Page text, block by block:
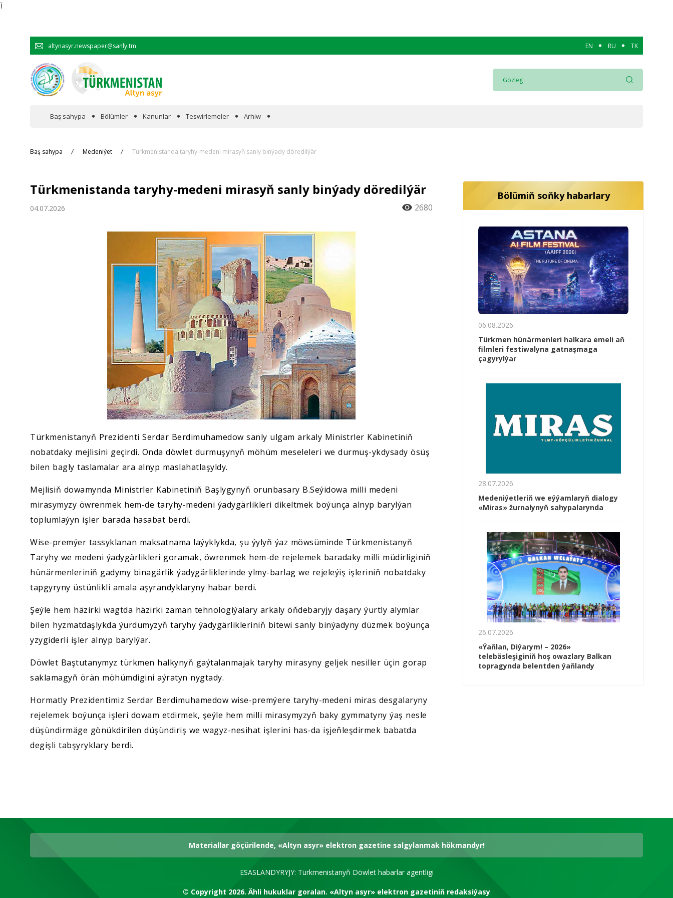
Ï
altynasyr.newspaper@sanly.tm EN RU TK
Baş sahypa Bölümler
Hyzmatdaşlyk
Medeniýet
Sport
Kanunlar Teswirlemeler Arhiw
Baş sahypa Medeniýet Türkmenistanda taryhy-medeni mirasyň sanly binýady döredilýär
Türkmenistanda taryhy-medeni mirasyň sanly binýady döredilýär
04.07.2026 2680
Türkmenistanyň Prezidenti Serdar Berdimuhamedow sanly ulgam arkaly Ministrler Kabinetiniň
nobatdaky mejlisini geçirdi. Onda döwlet durmuşynyň möhüm meseleleri we durmuş-ykdysady ösüş
bilen bagly taslamalar ara alnyp maslahatlaşyldy.
Mejlisiň dowamynda Ministrler Kabinetiniň Başlygynyň orunbasary B.Seýidowa milli medeni
mirasymyzy öwrenmek hem-de taryhy-medeni ýadygärlikleri dikeltmek boýunça alnyp barylýan
toplumlaýyn işler barada hasabat berdi.
Wise-premýer tassyklanan maksatnama laýyklykda, şu ýylyň ýaz möwsüminde Türkmenistanyň
Taryhy we medeni ýadygärlikleri goramak, öwrenmek hem-de rejelemek baradaky milli müdirliginiň
hünärmenleriniň gadymy binagärlik ýadygärliklerinde ylmy-barlag we rejeleýiş işleriniň nobatdaky
tapgyryny üstünlikli amala aşyrandyklaryny habar berdi.
Şeýle hem häzirki wagtda häzirki zaman tehnologiýalary arkaly öňdebaryjy daşary ýurtly alymlar
bilen hyzmatdaşlykda ýurdumyzyň taryhy ýadygärlikleriniň bitewi sanly binýadyny düzmek boýunça
yzygiderli işler alnyp barylýar.
Döwlet Baştutanymyz türkmen halkynyň gaýtalanmajak taryhy mirasyny geljek nesiller üçin gorap
saklamagyň örän möhümdigini aýratyn nygtady.
Hormatly Prezidentimiz Serdar Berdimuhamedow wise-premýere taryhy-medeni miras desgalaryny
rejelemek boýunça işleri dowam etdirmek, şeýle hem milli mirasymyzyň baky gymmatyny ýaş nesle
düşündirmäge gönükdirilen düşündiriş we wagyz-nesihat işlerini has-da işjeňleşdirmek babatda
degişli tabşyryklary berdi.
Bölümiň soňky habarlary
06.08.2026
Türkmen hünärmenleri halkara emeli aň
filmleri festiwalyna gatnaşmaga
çagyrylýar
28.07.2026
Medeniýetleriň we eýýamlaryň dialogy
«Miras» žurnalynyň sahypalarynda
26.07.2026
«Ýaňlan, Diýarym! – 2026»
telebäsleşiginiň hoş owazlary Balkan
topragynda belentden ýaňlandy
Materiallar göçürilende, «Altyn asyr» elektron gazetine salgylanmak hökmandyr!
ESASLANDYRYJY: Türkmenistanyň Döwlet habarlar agentligi
© Copyright 2026.Ähli hukuklar goralan. «Altyn asyr» elektron gazetiniň redaksiýasy